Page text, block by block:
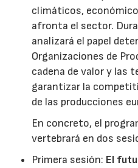
climáticos,
afronta el sector.
analizará el papel
Organizaciones de
cadena de valor y las
garantizar la
de las producciones
En concreto, el
vertebrará en dos
Primera sesión: El